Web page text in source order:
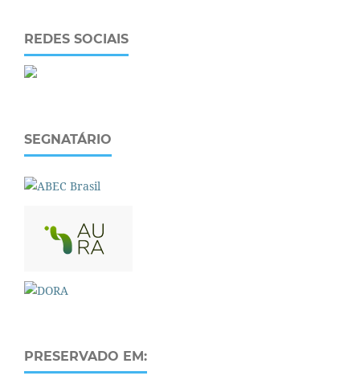
REDES SOCIAIS
SEGNATÁRIO
PRESERVADO EM: